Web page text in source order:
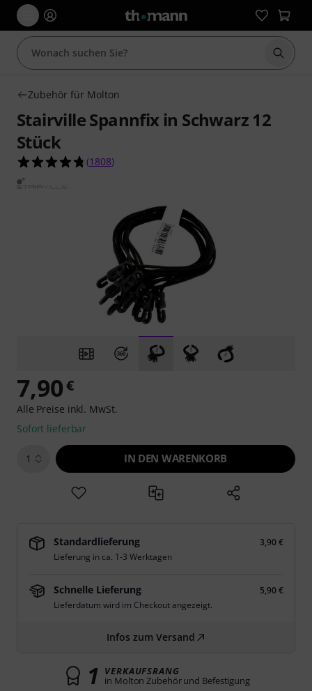
Suche
Zubehör für Molton
Stairville Spannfix in Schwarz 12
Stück
4.8 von 5 Sternen aus 1808
(1808)
7,90€
Alle Preise inkl. MwSt.
Sofort lieferbar
1 IN DEN WARENKORB
Standardlieferung
3,90 €
Lieferung in ca. 1-3 Werktagen
Schnelle Lieferung
5,90 €
Lieferdatum wird im Checkout angezeigt.
Infos zum Versand
1 VERKAUFSRANG
in Molton Zubehör und Befestigung